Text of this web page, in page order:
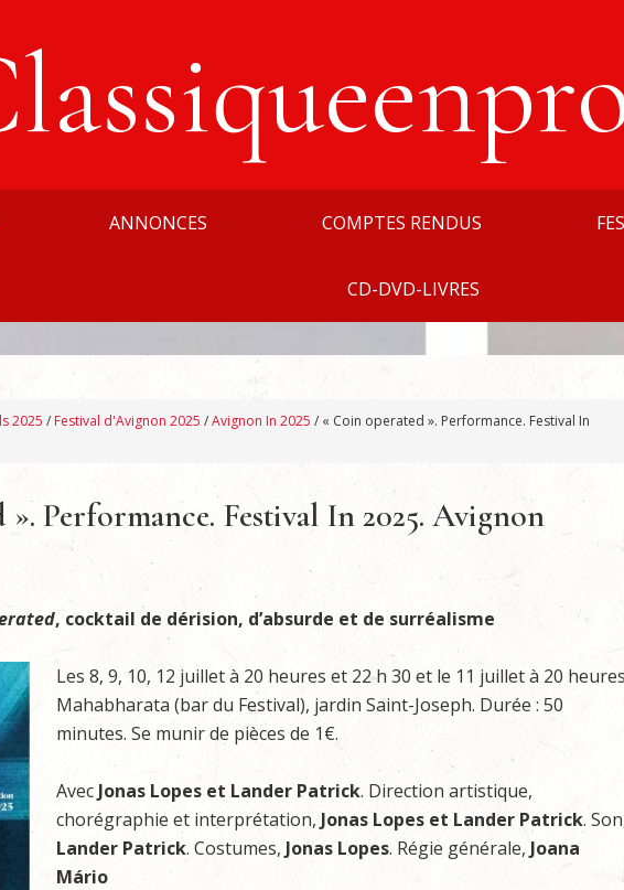
ANNONCES COMPTES RENDUS
CD-DVD-LIVRES
2025 / Festival d'Avignon 2025 /Avignon In 2025 / « Coin operated ». Performance. Festival In
Performance. Festival In 2025. Avignon
, cocktail de dérision, d’absurde et de surréalisme
Les 8, 9, 10, 12 juillet à 20 heures et 22 h 30 et le 11 juillet à 20
Mahabharata (bar du Festival), jardin Saint-Joseph. Durée : 50
minutes. Se munir de pièces de 1€.
Avec Jonas Lopes et Lander Patrick. Direction artistique,
chorégraphie et interprétation, Jonas Lopes et Lander Patrick.
Lander Patrick. Costumes, Jonas Lopes. Régie générale, Joana
Mário